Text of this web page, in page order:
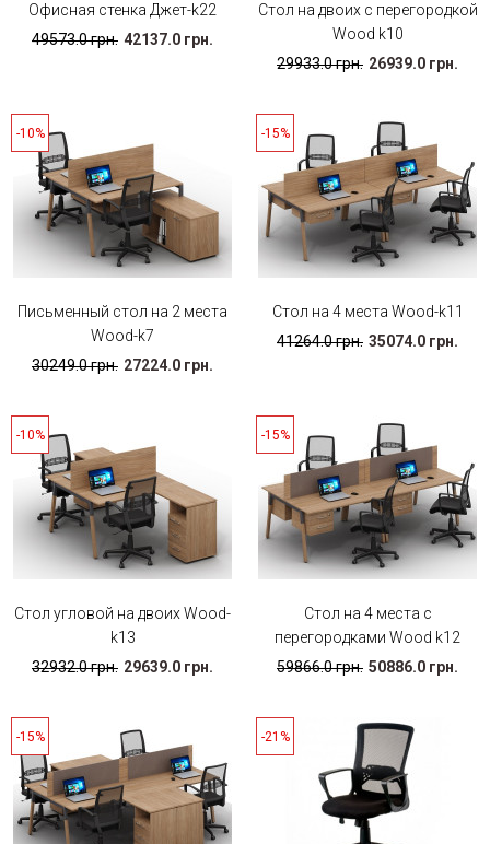
Офисная стенка Джет-k22
49573.0 грн. 42137.0 грн.
Стол на двоих с перегородкой
Wood k10
29933.0 грн. 26939.0 грн.
-10%
Письменный стол на 2 места
Wood-k7
30249.0 грн. 27224.0 грн.
-15%
Стол на 4 места Wood-k11
41264.0 грн. 35074.0 грн.
-10%
Стол угловой на двоих Wood-
k13
32932.0 грн. 29639.0 грн.
-15%
Стол на 4 места с
перегородками Wood k12
59866.0 грн. 50886.0 грн.
-15% -21%